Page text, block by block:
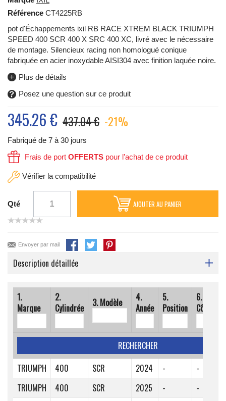
Référence CT4225RB
pot d'Échappements ixil RB RACE XTREM BLACK TRIUMPH
SPEED 400 SCR 400 X SRC 400 XC, livré avec le nécessaire
de montage. Silencieux racing non homologué conique
fabriquée en acier inoxydableAISI304 avec finition laquée noire.
Plus de détails
Posez une question sur ce produit
345.26€ 437.04 € -21%
Fabriqué de 7 à 30 jours
Frais de port OFFERTS pour l’achat de ce produit
Vérifier la compatibilité
Qté AJOUTER AU PANIER
Envoyer par mail
Description détaillée
1.
Marque
2.
Cylindrée
3. Modèle
4.
Année
5.
Position
6.
Côté
RECHERCHER
TRIUMPH
400 SCR 2024 - -
TRIUMPH
400 SCR 2025 - -